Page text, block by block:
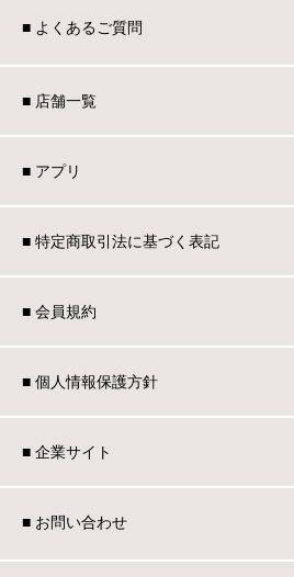
■ よくあるご質問
■ 店舗一覧
■ アプリ
■ 特定商取引法に基づく表記
■ 会員規約
■ 個人情報保護方針
■ 企業サイト
■ お問い合わせ